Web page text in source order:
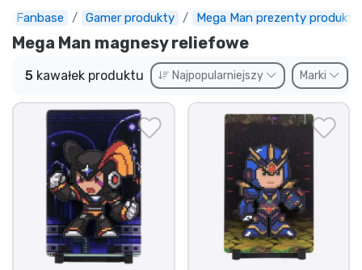
Fanbase Gamer produkty Mega Man prezenty produkty
Mega Man magnesy reliefowe
5 kawałek produktu Najpopularniejszy Marki
Doręczenie ekspresowe
Przedsprzedaż
Outlet produkty
Wysyłka i płatność
Rzeczy seryjne
Rzeczy filmowe
Wspaniałe rzeczy